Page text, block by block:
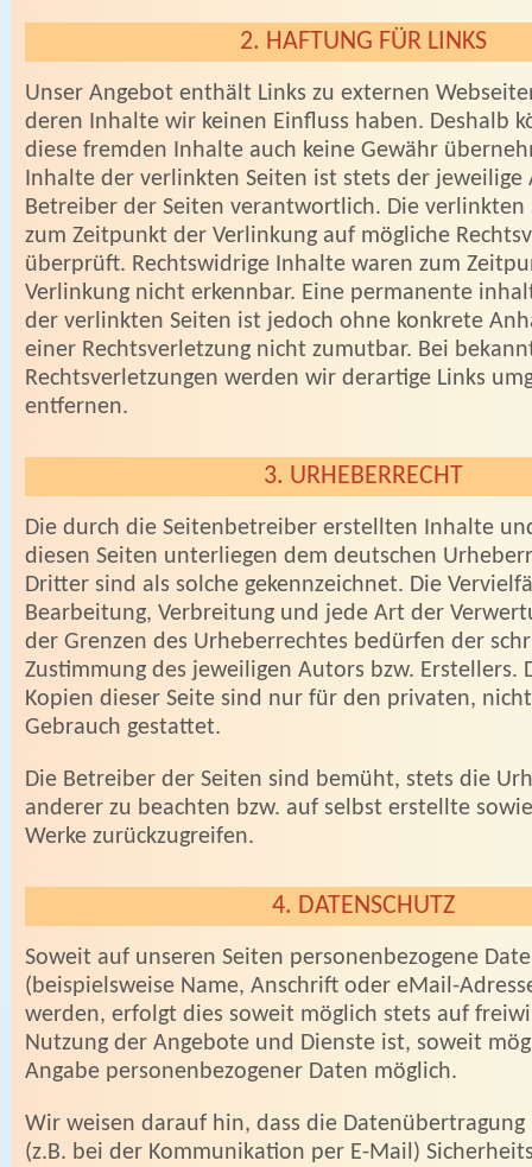
2. HAFTUNG FÜR LINKS
Unser Angebot enthält Links zu externen
deren Inhalte wir keinen Einfluss haben. Deshalb
diese fremden Inhalte auch keine Gewähr
Inhalte der verlinkten Seiten ist stets der jeweilige
Betreiber der Seiten verantwortlich. Die verlinkten
zum Zeitpunkt der Verlinkung auf mögliche
überprüft. Rechtswidrige Inhalte waren zum
Verlinkung nicht erkennbar. Eine permanente
der verlinkten Seiten ist jedoch ohne konkrete
einer Rechtsverletzung nicht zumutbar. Bei
Rechtsverletzungen werden wir derartige Links
entfernen.
3. URHEBERRECHT
Die durch die Seitenbetreiber erstellten Inhalte
diesen Seiten unterliegen dem deutschen
Dritter sind als solche gekennzeichnet. Die
Bearbeitung, Verbreitung und jede Art der
der Grenzen des Urheberrechtes bedürfen der
Zustimmung des jeweiligen Autors bzw. Erstellers.
Kopien dieser Seite sind nur für den privaten,
Gebrauch gestattet.
Die Betreiber der Seiten sind bemüht, stets die
anderer zu beachten bzw. auf selbst erstellte
Werke zurückzugreifen.
4. DATENSCHUTZ
Soweit auf unseren Seiten personenbezogene
(beispielsweise Name, Anschrift oder eMail-
werden, erfolgt dies soweit möglich stets auf
Nutzung der Angebote und Dienste ist, soweit
Angabe personenbezogener Daten möglich.
Wir weisen darauf hin, dass die
(z.B. bei der Kommunikation per E-Mail)